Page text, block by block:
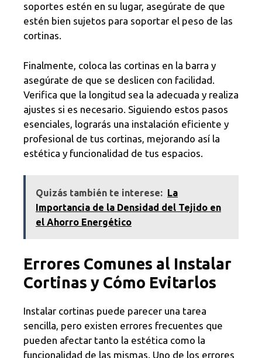
soportes estén en su lugar, asegúrate de que
estén bien sujetos para soportar el peso de las
cortinas.
Finalmente, coloca las cortinas en la barra y
asegúrate de que se deslicen con facilidad.
Verifica que la longitud sea la adecuada y realiza
ajustes si es necesario. Siguiendo estos pasos
esenciales, lograrás una instalación eficiente y
profesional de tus cortinas, mejorando así la
estética y funcionalidad de tus espacios.
Quizás también te interese:
La
Importancia de la Densidad del Tejido en
el Ahorro Energético
Errores Comunes al Instalar
Cortinas y Cómo Evitarlos
Instalar cortinas puede parecer una tarea
sencilla, pero existen errores frecuentes que
pueden afectar tanto la estética como la
funcionalidad de las mismas. Uno de los errores